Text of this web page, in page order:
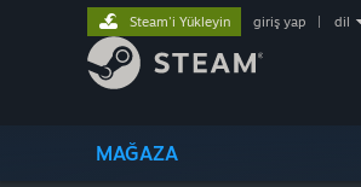
MAĞAZA
Steam'i Yükleyin giriş yap dil